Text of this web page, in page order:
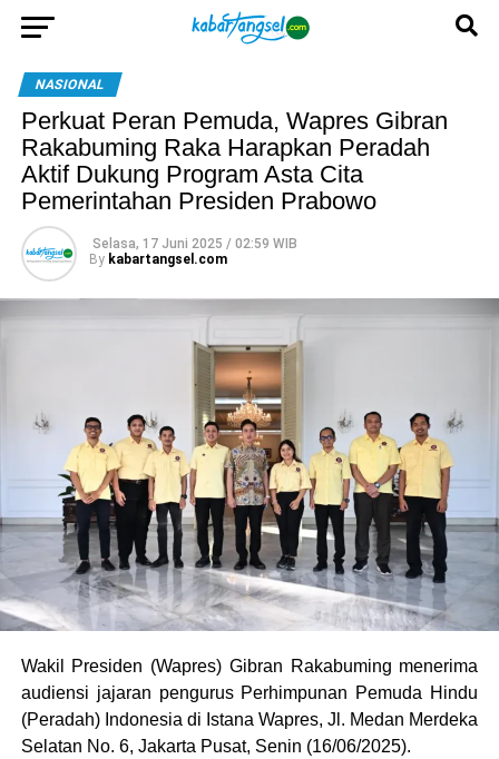
NASIONAL
Perkuat Peran Pemuda, Wapres Gibran
Rakabuming Raka Harapkan Peradah
Aktif Dukung Program Asta Cita
Pemerintahan Presiden Prabowo
Selasa, 17 Juni 2025 / 02:59 WIB
By kabartangsel.com
Wakil Presiden (Wapres) Gibran Rakabuming menerima
audiensi jajaran pengurus Perhimpunan Pemuda Hindu
(Peradah) Indonesia di Istana Wapres, Jl. Medan Merdeka
Selatan No. 6, Jakarta Pusat, Senin (16/06/2025).